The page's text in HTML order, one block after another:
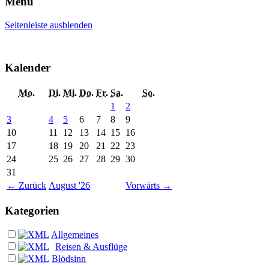
Seitenleiste ausblenden
Kalender
Mo. Di. Mi. Do. Fr. Sa. So.
← Zurück August '26 Vorwärts →
1
2
3
4 5 6 7 8
9
10
11 12 13 14 15 16
17
18 19 20 21 22
23
24
25 26 27 28 29 30
31
Kategorien
Allgemeines
Reisen & Ausflüge
Blödsinn